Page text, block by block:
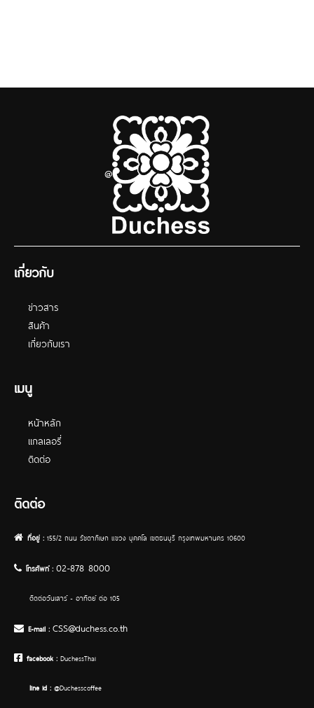
@
เกี่ยวกับ
ข่าวสาร
สินค้า
เกี่ยวกับเรา
เมนู
หน้าหลัก
แกลเลอรี่
ติดต่อ
ติดต่อ
ที่อยู่ : 155/2 ถนน รัชดาภิเษก แขวง บุคคโล เขตธนบุรี กรุงเทพมหานคร 10600
โทรศัพท์ : 02-878 8000
ติดต่อวันเสาร์ - อาทิตย์ ต่อ 105
E-mail : CSS@duchess.co.th
facebook : DuchessThai
line Id : @Duchesscoffee